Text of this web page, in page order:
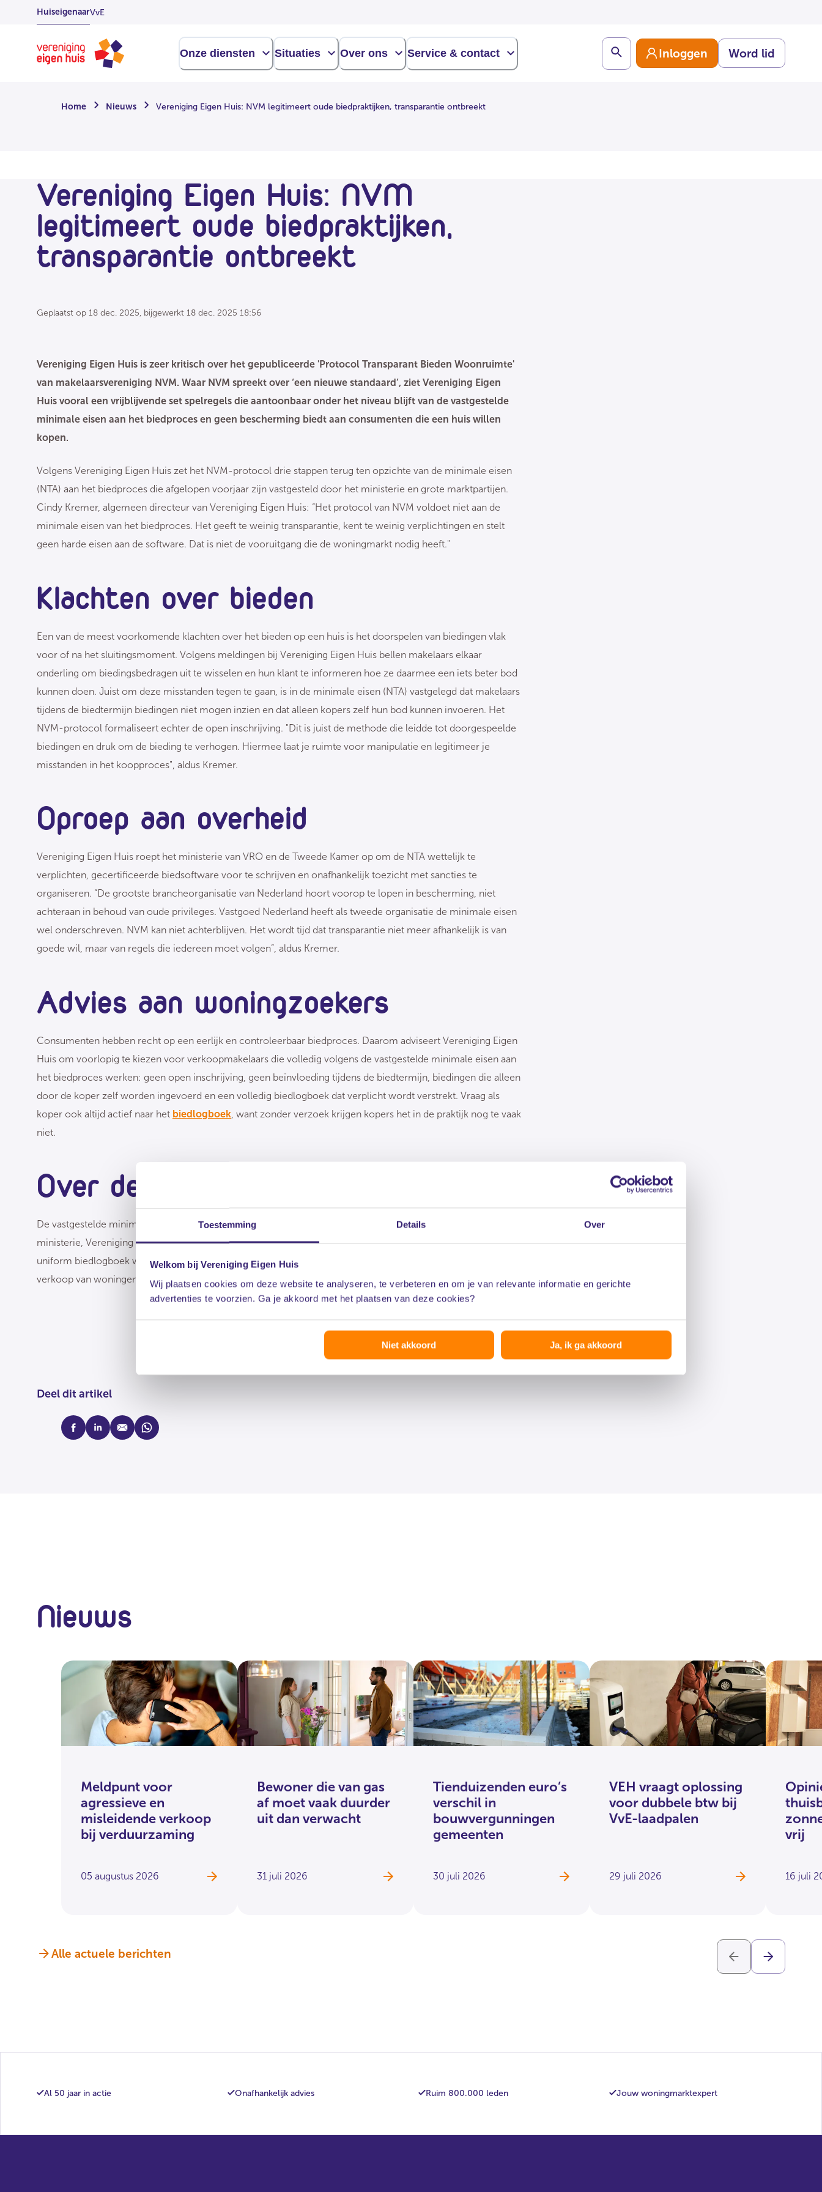
Toestemming Details Over
Welkom bij Vereniging Eigen Huis
Wij plaatsen cookies om deze website te analyseren, te verbeteren en om je van relevante informatie en gerichte
advertenties te voorzien. Ga je akkoord met het plaatsen van deze cookies?
Niet akkoord Ja, ik ga akkoord
OverslaanHuiseigenaarVvE
Homepage
Onze diensten Situaties Over ons Service & contact Search Inloggen Word lid
Home Nieuws Vereniging Eigen Huis: NVM legitimeert oude biedpraktijken, transparantie ontbreekt
Vereniging Eigen Huis: NVM
legitimeert oude biedpraktijken,
transparantie ontbreekt
Geplaatst op 18 dec. 2025, bijgewerkt 18 dec. 2025 18:56
Vereniging Eigen Huis is zeer kritisch over het gepubliceerde 'Protocol Transparant Bieden Woonruimte'
van makelaarsvereniging NVM. Waar NVM spreekt over ‘een nieuwe standaard’, ziet Vereniging Eigen
Huis vooral een vrijblijvende set spelregels die aantoonbaar onder het niveau blijft van de vastgestelde
minimale eisen aan het biedproces en geen bescherming biedt aan consumenten die een huis willen
kopen.
Volgens Vereniging Eigen Huis zet het NVM-protocol drie stappen terug ten opzichte van de minimale eisen
(NTA) aan het biedproces die afgelopen voorjaar zijn vastgesteld door het ministerie en grote marktpartijen.
Cindy Kremer, algemeen directeur van Vereniging Eigen Huis: “Het protocol van NVM voldoet niet aan de
minimale eisen van het biedproces. Het geeft te weinig transparantie, kent te weinig verplichtingen en stelt
geen harde eisen aan de software. Dat is niet de vooruitgang die de woningmarkt nodig heeft."
Klachten over bieden
Een van de meest voorkomende klachten over het bieden op een huis is het doorspelen van biedingen vlak
voor of na het sluitingsmoment. Volgens meldingen bij Vereniging Eigen Huis bellen makelaars elkaar
onderling om biedingsbedragen uit te wisselen en hun klant te informeren hoe ze daarmee een iets beter bod
kunnen doen. Juist om deze misstanden tegen te gaan, is in de minimale eisen (NTA) vastgelegd dat makelaars
tijdens de biedtermijn biedingen niet mogen inzien en dat alleen kopers zelf hun bod kunnen invoeren. Het
NVM-protocol formaliseert echter de open inschrijving. "Dit is juist de methode die leidde tot doorgespeelde
biedingen en druk om de bieding te verhogen. Hiermee laat je ruimte voor manipulatie en legitimeer je
misstanden in het koopproces", aldus Kremer.
Oproep aan overheid
Vereniging Eigen Huis roept het ministerie van VRO en de Tweede Kamer op om de NTA wettelijk te
verplichten, gecertificeerde biedsoftware voor te schrijven en onafhankelijk toezicht met sancties te
organiseren. “De grootste brancheorganisatie van Nederland hoort voorop te lopen in bescherming, niet
achteraan in behoud van oude privileges. Vastgoed Nederland heeft als tweede organisatie de minimale eisen
wel onderschreven. NVM kan niet achterblijven. Het wordt tijd dat transparantie niet meer afhankelijk is van
goede wil, maar van regels die iedereen moet volgen”, aldus Kremer.
Advies aan woningzoekers
Consumenten hebben recht op een eerlijk en controleerbaar biedproces. Daarom adviseert Vereniging Eigen
Huis om voorlopig te kiezen voor verkoopmakelaars die volledig volgens de vastgestelde minimale eisen aan
het biedproces werken: geen open inschrijving, geen beïnvloeding tijdens de biedtermijn, biedingen die alleen
door de koper zelf worden ingevoerd en een volledig biedlogboek dat verplicht wordt verstrekt. Vraag als
koper ook altijd actief naar het biedlogboek, want zonder verzoek krijgen kopers het in de praktijk nog te vaak
niet.
Over de NTA
De vastgestelde minimale eisen (NTA) aan het biedproces zijn afgelopen voorjaar vastgesteld door het
ministerie, Vereniging Eigen Huis, Vastgoed Nederland en softwareleveranciers. Het introduceren van een
uniform biedlogboek was een belangrijke stap in het terugdringen van oneerlijke biedingspraktijken bij de
verkoop van woningen. NVM was onderdeel van deze groep maar trok zich op het laatste moment terug.
Deel dit artikel
facebooklinkedinmail whatsapp
Nieuws
Meldpunt voor
agressieve en
misleidende verkoop
bij verduurzaming
05 augustus 2026
Bewoner die van gas
af moet vaak duurder
uit dan verwacht
31 juli 2026
Tienduizenden euro’s
verschil in
bouwvergunningen
gemeenten
30 juli 2026
VEH vraagt oplossing
voor dubbele btw bij
VvE-laadpalen
29 juli 2026
vrij
16 juli
Alle actuele berichten
Al 50 jaar in actie Onafhankelijk advies Ruim 800.000 leden Jouw woningmarktexpert